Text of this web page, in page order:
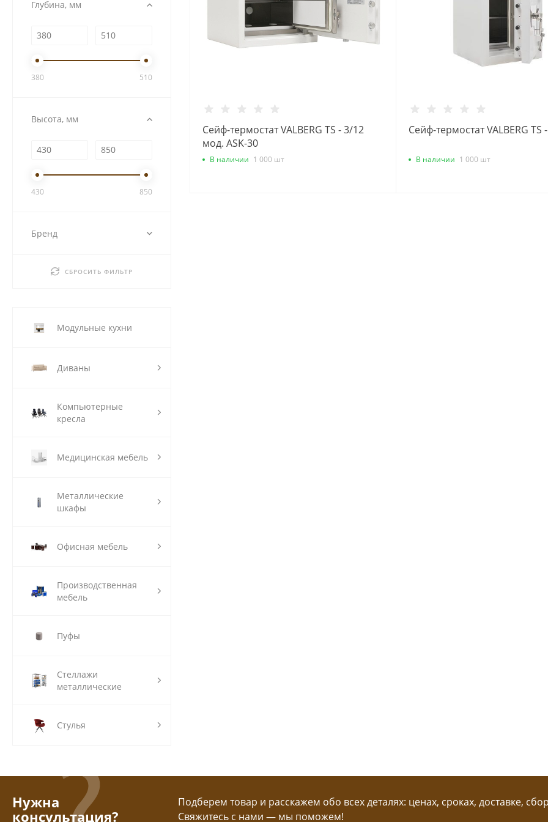
Глубина, мм
380 510
Высота, мм
430 850
Бренд
СБРОСИТЬ ФИЛЬТР
Модульные кухни
Диваны
Компьютерные
кресла
Медицинская мебель
Металлические
шкафы
Офисная мебель
Производственная
мебель
Пуфы
Стеллажи
металлические
Стулья
Сейф-термостат VALBERG TS - 3/12
мод. ASK-30
В наличии 1 000 шт
Сейф-термостат VALBERG TS
В наличии 1 000 шт
Нужна
консультация?
Подберем товар и расскажем обо всех деталях: ценах, сроках, доставке,
Свяжитесь с нами — мы поможем!